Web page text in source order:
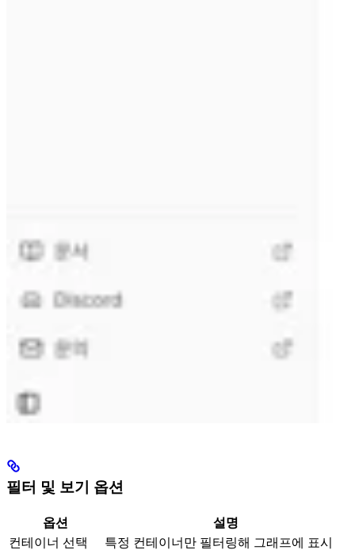
필터 및 보기 옵션
옵션
설명
컨테이너 선택
특정 컨테이너만 필터링해 그래프에 표시